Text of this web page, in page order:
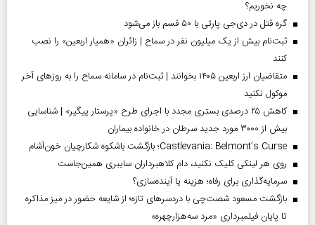
چه نخوریم؟
گره قتل در دی‌جی پارتی با ۵۰ قسم باز می‌شود
ثبت‌نام بیش از یک میلیون نفر در سماح | زائران «همیار اربعین» را نصب
کنند
متقاضیان ارز اربعین ۱۴۰۵ بخوانند | ثبت‌نام در سامانه سماح را به روز‌های آخر
موکول نکنید
کاهش ۲۵ درصدی بستری مجدد با اجرای طرح «پرستار پیگیر» | شناسایی
بیش از ۳۰۰۰ مورد جدید سرطان در خانواده بیماران
Castlevania: Belmont’s Curse؛ بازگشت باشکوه شکارچیان خون‌آشام
روی هر لینکی کلیک نکنید، دام کلاهبرداران سایبری همین‌جاست
سرمایه‌گذاری برای رفاه؛ هزینه یا آینده‌سازی؟
بازگشت مسعود شصت‌چی با دردسر‌های تازه؛ از شایعه حضور در میز مذاکره
تا پایان فیلمبرداری «مرد سه‌هزارچهره»